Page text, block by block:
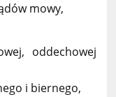
mowy,
oddechowej
i biernego,